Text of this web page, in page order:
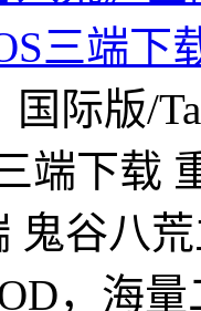
三端下
国际版/
端下载
鬼谷八
，海